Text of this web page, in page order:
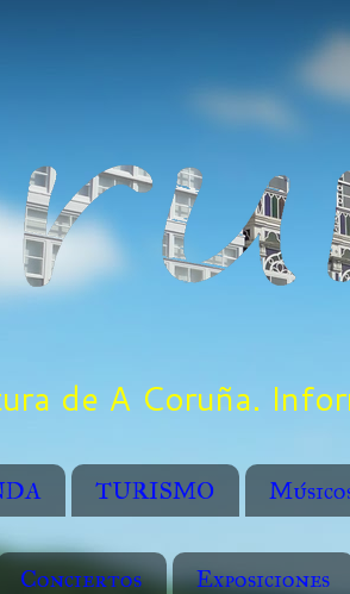
de A Coruña.
TURISMO
Conciertos Exposiciones